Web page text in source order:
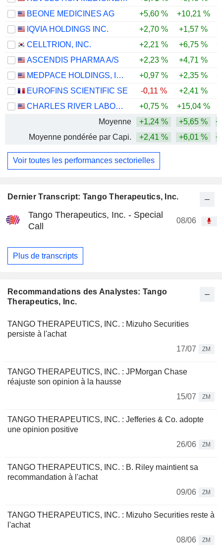
Dernier Transcript: Tango Therapeutics, Inc.
Tango Therapeutics, Inc. - Special
Call
08/06
Plus de transcripts
Recommandations des Analystes: Tango
Therapeutics, Inc.
TANGO THERAPEUTICS, INC. : Mizuho Securities
persiste à l'achat
17/07
ZM
TANGO THERAPEUTICS, INC. : JPMorgan Chase
réajuste son opinion à la hausse
15/07
ZM
TANGO THERAPEUTICS, INC. : Jefferies & Co. adopte
une opinion positive
26/06
ZM
TANGO THERAPEUTICS, INC. : B. Riley maintient sa
recommandation à l'achat
09/06
ZM
TANGO THERAPEUTICS, INC. : Mizuho Securities reste à
l'achat
08/06
ZM
BEONE MEDICINES AG
+5,60 % +10,21 %
IQVIA HOLDINGS INC.
+2,70 % +1,57 %
CELLTRION, INC.
+2,21 % +6,75 %
ASCENDIS PHARMA A/S
+2,23 %
+4,71 %
MEDPACE HOLDINGS, INC.
+0,97 % +2,35 %
EUROFINS SCIENTIFIC SE
-0,11 % +2,41 %
CHARLES RIVER LABORATORIES INTERNATIONAL, INC.
+0,75 % +15,04 %
Moyenne
+1,24 % +5,65 %
Moyenne pondérée par Capi.
+2,41 % +6,01 %
Voir toutes les performances sectorielles